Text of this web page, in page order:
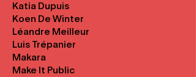
Katia Dupuis
Koen De Winter
Léandre Meilleur
Luis Trépanier
Makara
Make It Public